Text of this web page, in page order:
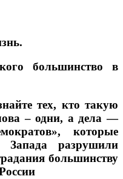
большинство в
тех, кто такую
– одни, а дела —
которые
разрушили
большинству